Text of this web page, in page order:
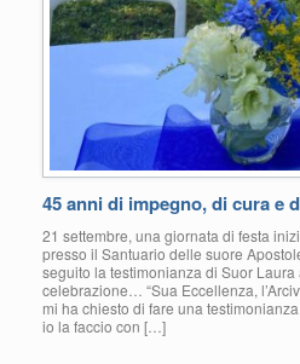
45 anni di impegno, di cura e
21 settembre, una giornata di festa
presso il Santuario delle suore
seguito la testimonianza di Suor
celebrazione… “Sua Eccellenza,
mi ha chiesto di fare una
io la faccio con […]